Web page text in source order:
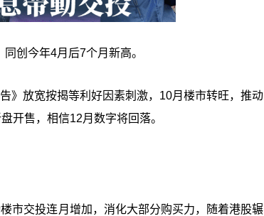
创今年4月后7个月新高。
》放宽按揭等利好因素刺激，10月楼市转旺，推动
开售，相信12月数字将回落。
市交投连月增加，消化大部分购买力，随着港股辗